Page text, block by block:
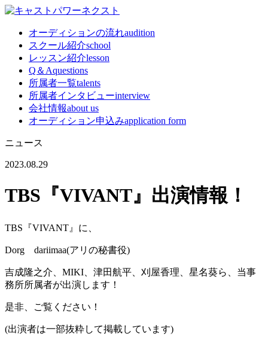
オーディションの流れaudition
スクール紹介school
レッスン紹介lesson
Q＆Aquestions
所属者一覧talents
所属者インタビューinterview
会社情報about us
オーディション申込みapplication form
ニュース
2023.08.29
TBS『VIVANT』出演情報！
TBS『VIVANT』に、
Dorg dariimaa(アリの秘書役)
吉成隆之介、MIKI、津田航平、刈屋香理、星名葵ら、当事
務所所属者が出演します！
是非、ご覧ください！
(出演者は一部抜粋して掲載しています)